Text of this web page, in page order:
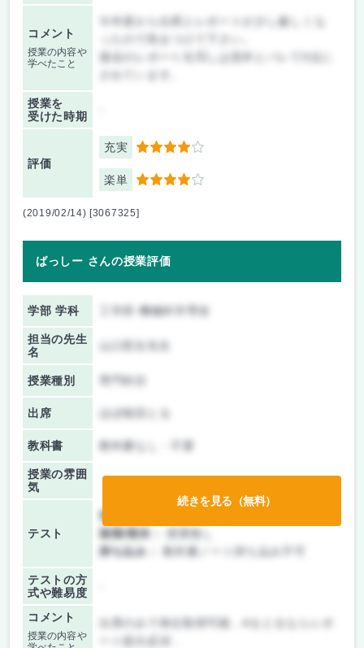
コメント
授業の内容や
学べたこと
今年度から出席とレポートが少し厳しくな
授業を
受けた時期
評価
充実 4
楽単 4
(2019/02/14) [3067325]
ばっしー さんの授業評価
学部 学科 工学府 機械科学専攻
担当の先生
名
授業種別
出席 ほぼ毎回とる
教科書 教科書なし・不要
授業の雰囲
気
テスト
前期/中間：
後期/期末：
授業無し
持ち込み：
教科書ノート持ち込み不可
テストの方
式や難易度
コメント
授業の内容や
続きを見る（無料）